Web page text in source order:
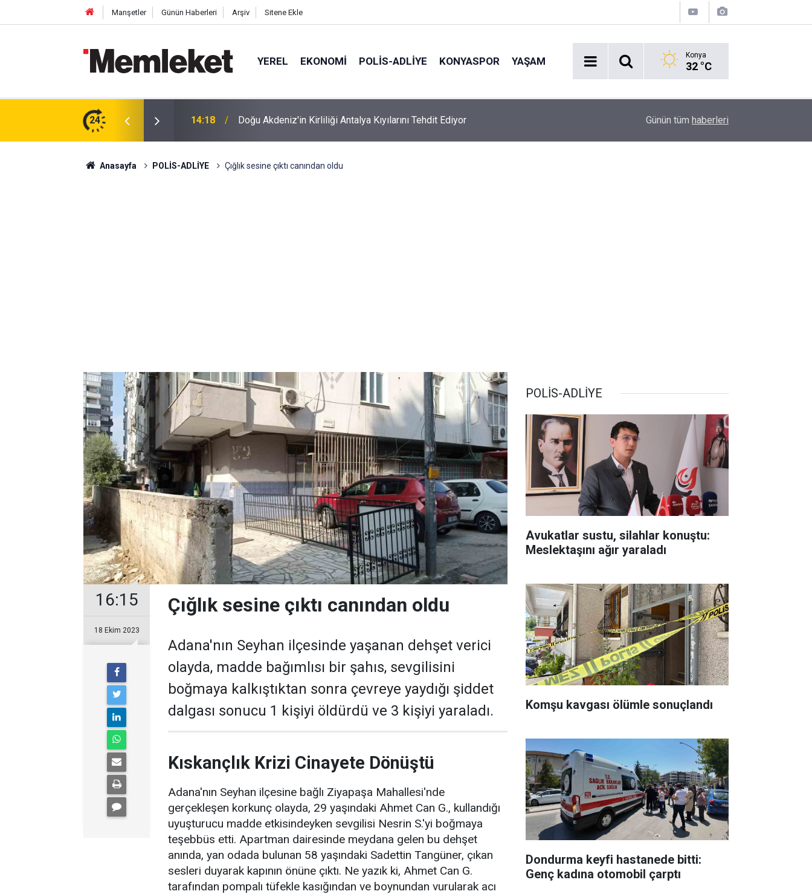
Manşetler Günün Haberleri Arşiv Sitene Ekle
YEREL EKONOMI POLİS-ADLİYE KONYASPOR YAŞAM Konya
32 °C
24
C’li Yavuz Nazlıgül "başkan" olarak atandı 14:18 Doğu Akdeniz'in Kirliliği Antalya Kıyılarını Tehdit Ediyor Avukatlar sustu, silahlar konuştu: Meslektaşını
Günün tüm haberleri
Anasayfa POLİS-ADLİYE Çığlık sesine çıktı canından oldu
16:15
18 Ekim 2023
Çığlık sesine çıktı canından oldu
Adana'nın Seyhan ilçesinde yaşanan dehşet verici
olayda, madde bağımlısı bir şahıs, sevgilisini
boğmaya kalkıştıktan sonra çevreye yaydığı şiddet
dalgası sonucu 1 kişiyi öldürdü ve 3 kişiyi yaraladı.
Kıskançlık Krizi Cinayete Dönüştü
Adana'nın Seyhan ilçesine bağlı Ziyapaşa Mahallesi'nde
gerçekleşen korkunç olayda, 29 yaşındaki Ahmet Can G., kullandığı
uyuşturucu madde etkisindeyken sevgilisi Nesrin S.'yi boğmaya
teşebbüs etti. Apartman dairesinde meydana gelen bu dehşet
anında, yan odada bulunan 58 yaşındaki Sadettin Tangüner, çıkan
sesleri duyarak kapının önüne çıktı. Ne yazık ki, Ahmet Can G.
tarafından pompalı tüfekle kasığından ve boynundan vurularak acı
POLİS-ADLİYE
Avukatlar sustu, silahlar konuştu:
Meslektaşını ağır yaraladı
Komşu kavgası ölümle sonuçlandı
Dondurma keyfi hastanede bitti:
Genç kadına otomobil çarptı